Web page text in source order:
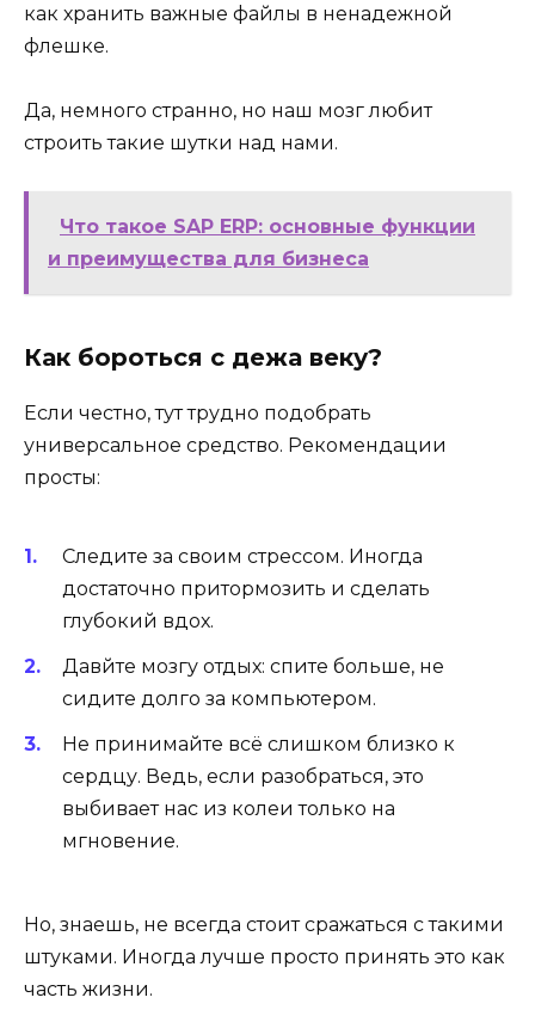
как хранить важные файлы в ненадежной
флешке.
Да, немного странно, но наш мозг любит
строить такие шутки над нами.
Что такое SAP ERP: основные функции
и преимущества для бизнеса
Как бороться с дежа веку?
Если честно, тут трудно подобрать
универсальное средство. Рекомендации
просты:
Следите за своим стрессом. Иногда
достаточно притормозить и сделать
глубокий вдох.
Давйте мозгу отдых: спите больше, не
сидите долго за компьютером.
Не принимайте всё слишком близко к
сердцу. Ведь, если разобраться, это
выбивает нас из колеи только на
мгновение.
Но, знаешь, не всегда стоит сражаться с такими
штуками. Иногда лучше просто принять это как
часть жизни.